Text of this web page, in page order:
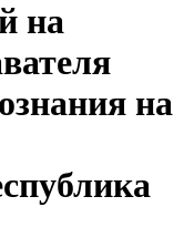
на
на